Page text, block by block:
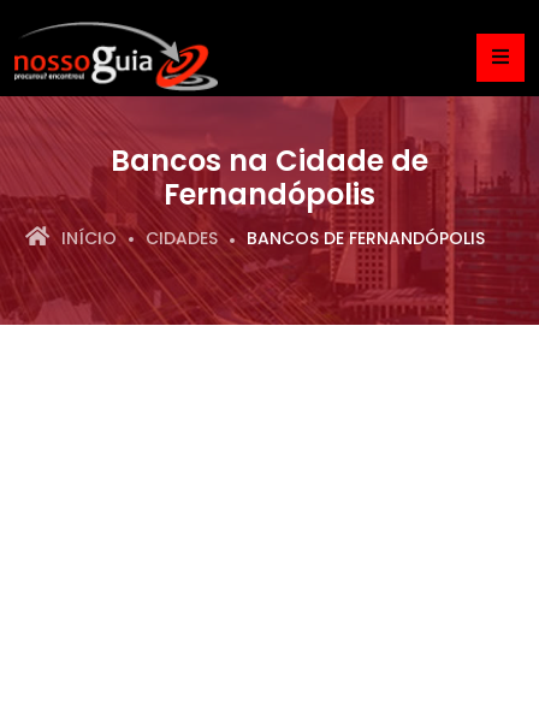
Bancos na Cidade de
Fernandópolis
INÍCIO CIDADES BANCOS DE FERNANDÓPOLIS